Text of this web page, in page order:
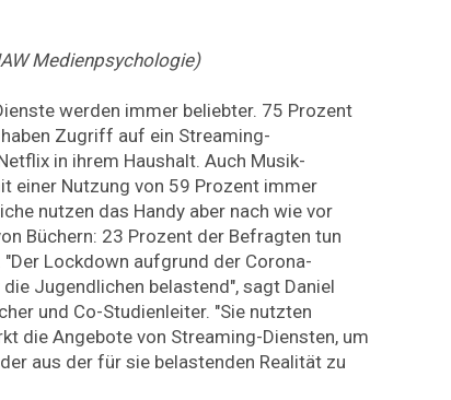
Medienpsychologie)
werden immer beliebter. 75 Prozent
Zugriff auf ein Streaming-
in ihrem Haushalt. Auch Musik-
einer Nutzung von 59 Prozent immer
nutzen das Handy aber nach wie vor
Büchern: 23 Prozent der Befragten tun
Lockdown aufgrund der Corona-
Jugendlichen belastend", sagt Daniel
und Co-Studienleiter. "Sie nutzten
die Angebote von Streaming-Diensten, um
aus der für sie belastenden Realität zu